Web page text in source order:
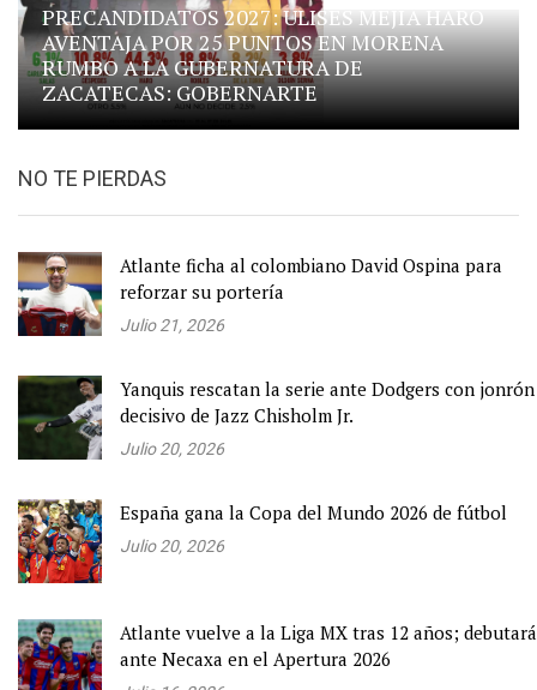
PRECANDIDATOS 2027: ULISES MEJÍA HARO
AVENTAJA POR 25 PUNTOS EN MORENA
RUMBO A LA GUBERNATURA DE
ZACATECAS: GOBERNARTE
NO TE PIERDAS
Atlante ficha al colombiano David Ospina para
reforzar su portería
Julio 21, 2026
Yanquis rescatan la serie ante Dodgers con jonrón
decisivo de Jazz Chisholm Jr.
Julio 20, 2026
España gana la Copa del Mundo 2026 de fútbol
Julio 20, 2026
Atlante vuelve a la Liga MX tras 12 años; debutará
ante Necaxa en el Apertura 2026